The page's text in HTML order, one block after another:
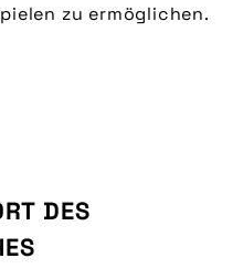
zu ermöglichen.
DES